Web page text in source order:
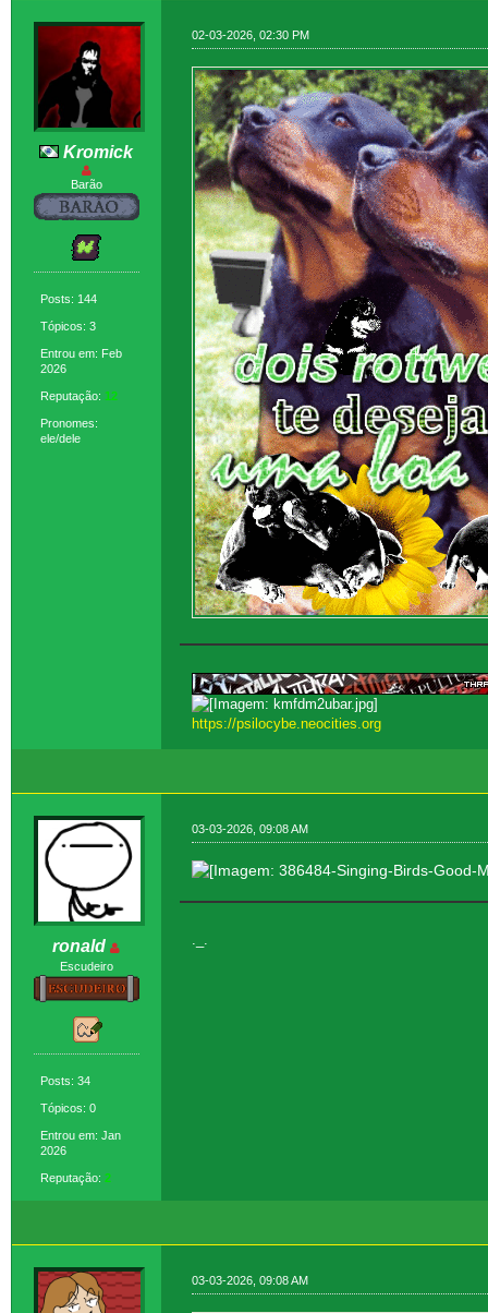
Kromick
Barão
Posts: 144
Tópicos: 3
Entrou em: Feb
2026
Reputação: 12
Pronomes:
ele/dele
02-03-2026, 02:30 PM
https://psilocybe.neocities.org
ronald
Escudeiro
Posts: 34
Tópicos: 0
Entrou em: Jan
2026
Reputação: 2
03-03-2026, 09:08 AM
03-03-2026, 09:08 AM